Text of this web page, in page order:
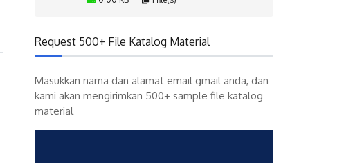
Request 500+ File Katalog Material
Masukkan nama dan alamat email gmail anda, dan
kami akan mengirimkan 500+ sample file katalog
material